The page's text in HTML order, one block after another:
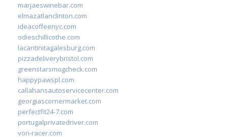
marjaeswinebar.com
elmazatlanclinton.com
ideacoffeenyc.com
odieschillicothe.com
lacantinitagalesburg.com
pizzadeliverybristol.com
greenstarsmogcheck.com
happypawspl.com
callahansautoservicecenter.com
georgiascornermarket.com
perfectfit24-7.com
portugalprivatedriver.com
von-racer.com